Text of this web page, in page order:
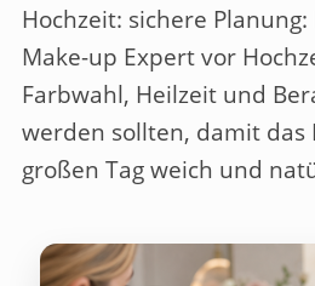
Hochzeit: sichere Planung:
Make-up Expert vor
Farbwahl, Heilzeit und
werden sollten, damit das
großen Tag weich und